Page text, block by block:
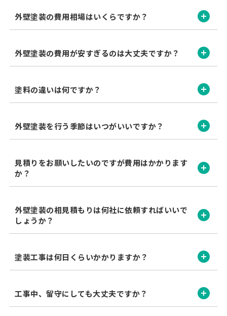
外壁塗装の費用相場はいくらですか？ 開く
外壁塗装の費用が安すぎるのは大丈夫ですか？ 開く
塗料の違いは何ですか？ 開く
外壁塗装を行う季節はいつがいいですか？ 開く
見積りをお願いしたいのですが費用はかかります
か？
開く
外壁塗装の相見積もりは何社に依頼すればいいで
しょうか？
開く
塗装工事は何日くらいかかりますか？ 開く
工事中、留守にしても大丈夫ですか？ 開く